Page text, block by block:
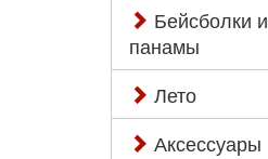
Бейсболки и
панамы
Лето
Аксессуары